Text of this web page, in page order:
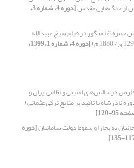
از جنگ‌هایی مقدس [دوره 4، شماره 3،
منگور در قیام شیخ ‌عبیدالله
[دوره 4، شماره 1، 1399،
در چالش‌های امنیتی و نظامی ایران و
نادرشاه با تاکید بر منابع ترکی عثمانی)
به بخارا و سقوط دولت سامانیان[دوره